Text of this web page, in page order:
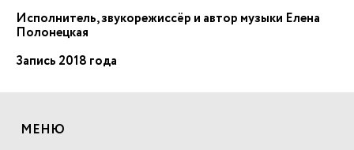
Исполнитель, звукорежиссёр и автор музыки Елена
Полонецкая
Запись 2018 года
МЕНЮ